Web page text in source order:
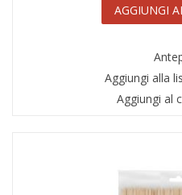
AGGIUNGI
Aggiungi alla
Aggiungi al